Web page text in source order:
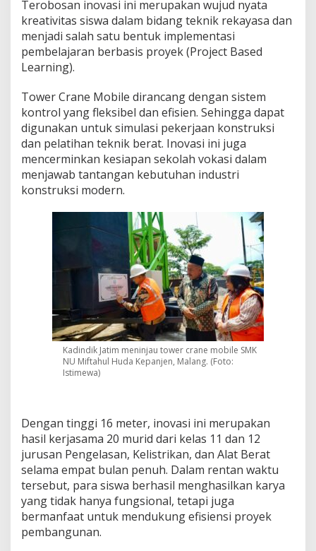
S
M
K
N
U
a
h
u
l
H
u
K
a
d
i
n
d
i
k
:
K
a
e
r
e
n
n
o
v
a
Terobosan inovasi ini merupakan wujud nyata
kreativitas siswa dalam bidang teknik rekayasa dan
menjadi salah satu bentuk implementasi
pembelajaran berbasis proyek (Project Based
Learning).
Tower Crane Mobile dirancang dengan sistem
kontrol yang fleksibel dan efisien. Sehingga dapat
digunakan untuk simulasi pekerjaan konstruksi
dan pelatihan teknik berat. Inovasi ini juga
mencerminkan kesiapan sekolah vokasi dalam
menjawab tantangan kebutuhan industri
konstruksi modern.
Kadindik Jatim meninjau tower crane mobile SMK
NU Miftahul Huda Kepanjen, Malang. (Foto:
Istimewa)
Dengan tinggi 16 meter, inovasi ini merupakan
hasil kerjasama 20 murid dari kelas 11 dan 12
jurusan Pengelasan, Kelistrikan, dan Alat Berat
selama empat bulan penuh. Dalam rentan waktu
tersebut, para siswa berhasil menghasilkan karya
yang tidak hanya fungsional, tetapi juga
bermanfaat untuk mendukung efisiensi proyek
pembangunan.